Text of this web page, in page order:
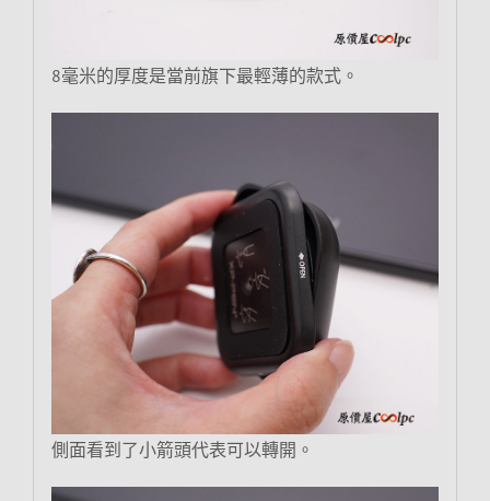
8毫米的厚度是當前旗下最輕薄的款式。
側面看到了小箭頭代表可以轉開。